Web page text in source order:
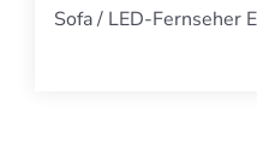
Sofa / LED-Fernseher